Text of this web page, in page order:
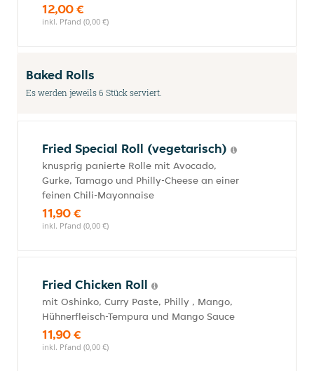
12,00 €
inkl. Pfand (0,00 €)
Baked Rolls
Es werden jeweils 6 Stück serviert.
Fried Special Roll (vegetarisch)
knusprig panierte Rolle mit Avocado,
Gurke, Tamago und Philly-Cheese an einer
feinen Chili-Mayonnaise
11,90 €
inkl. Pfand (0,00 €)
Fried Chicken Roll
mit Oshinko, Curry Paste, Philly , Mango,
Hühnerfleisch-Tempura und Mango Sauce
11,90 €
inkl. Pfand (0,00 €)